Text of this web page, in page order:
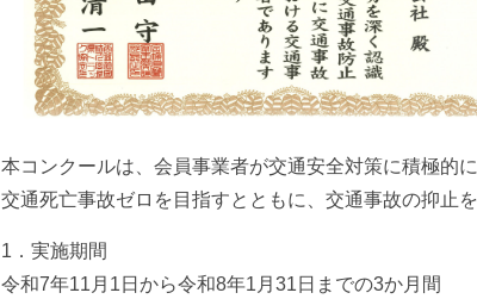
本コンクールは、会員事業者が交通安全対策に積極的
交通死亡事故ゼロを目指すとともに、交通事故の抑止
1．実施期間
令和7年11月1日から令和8年1月31日までの3か月間